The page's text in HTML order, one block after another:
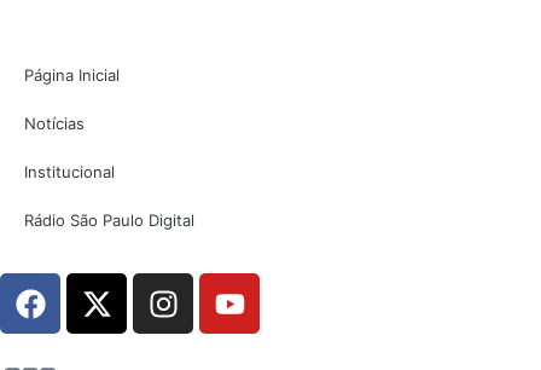
Página Inicial
Notícias
Institucional
Rádio São Paulo Digital